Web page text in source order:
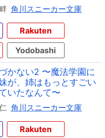
角川スニーカー文庫
Rakuten
Yodobashi
かない2 〜魔法学園に
が、姉はもっとすごい
いたなんて〜
角川スニーカー文庫
Rakuten